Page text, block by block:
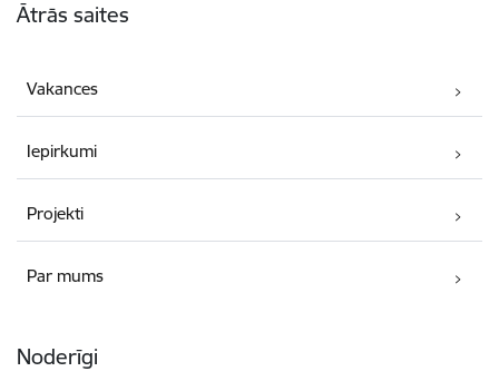
Ātrās saites
Vakances
Iepirkumi
Projekti
Par mums
Noderīgi